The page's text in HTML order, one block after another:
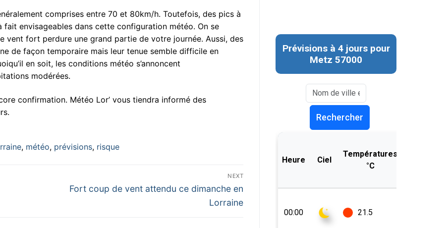
comprises entre 70 et 80km/h. Toutefois, des pics à
envisageables dans cette configuration météo. On se
vent fort perdure une grand partie de votre journée. Aussi, des
de façon temporaire mais leur tenue semble difficile en
en soit, les conditions météo s’annoncent
modérées.
confirmation. Météo Lor’ vous tiendra informé des
, météo, prévisions, risque
NEXT
Next
Fort coup de vent attendu ce dimanche en
Lorraine